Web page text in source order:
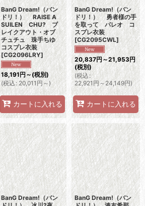
BanG Dream!（バン
ドリ！） RAISE A
SUILEN CHU? ブ
レイクアウト・オブ
チュチュ 珠手ちゆ
コスプレ衣装
[CG2096LRY]
18,191円～ (税別)
(税込: 20,011円～)
カートに入れる
BanG Dream!（バン
ドリ！） 勇者様の手
を取って パレオ コ
スプレ衣装
[CG2095CWL]
20,837円～21,953円
(税別)
(税込 :
22,921 円～24,149円)
カートに入れる
BanG Dream!（バン
BanG Dream!（バン